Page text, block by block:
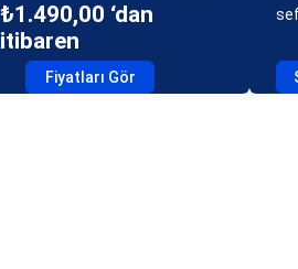
₺1.490,00 ‘dan
itibaren
Fiyatları Gör